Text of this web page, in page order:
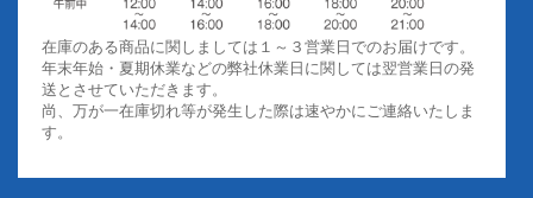
在庫のある商品に関しましては１～３営業日でのお届けです。
年末年始・夏期休業などの弊社休業日に関しては翌営業日の発
送とさせていただきます。
尚、万が一在庫切れ等が発生した際は速やかにご連絡いたしま
す。